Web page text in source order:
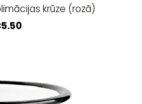
krūze (rozā)